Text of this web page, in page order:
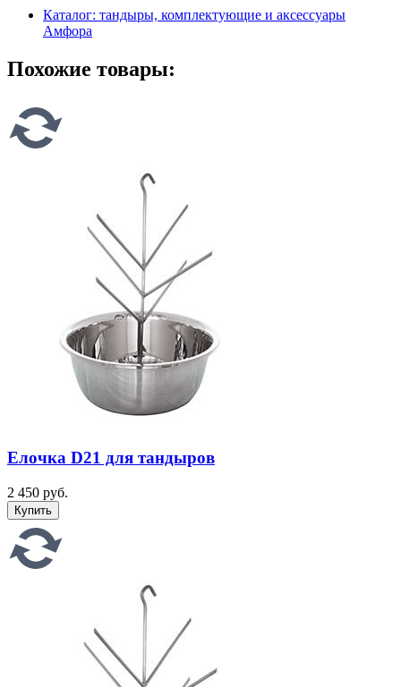
Каталог: тандыры, комплектующие и аксессуары
Амфора
Похожие товары:
Елочка D21 для тандыров
2 450 руб.